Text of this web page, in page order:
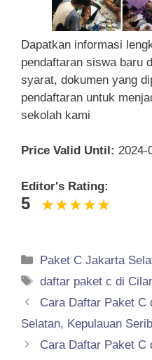
Dapatkan informasi
pendaftaran siswa baru
syarat, dokumen yang
pendaftaran untuk
sekolah kami
Price Valid Until: 2024-
Editor's Rating:
5
Categories
Paket C Jakarta
Tags
daftar paket c di
Cara Daftar Paket C
Selatan, Kepulauan
Cara Daftar Paket C